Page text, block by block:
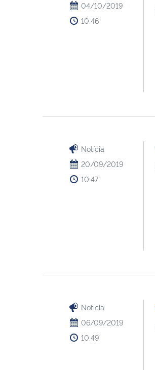
04/10/2019
10:46
Notícia
20/09/2019
10:47
Notícia
06/09/2019
10:49